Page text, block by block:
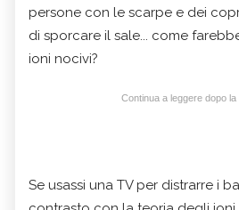
persone con le scarpe e dei
di sporcare il sale... come
ioni nocivi?
Continua a leggere dopo la
Se usassi una TV per distrarre i